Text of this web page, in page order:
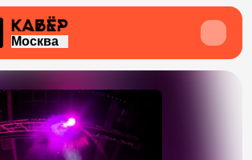
Москва